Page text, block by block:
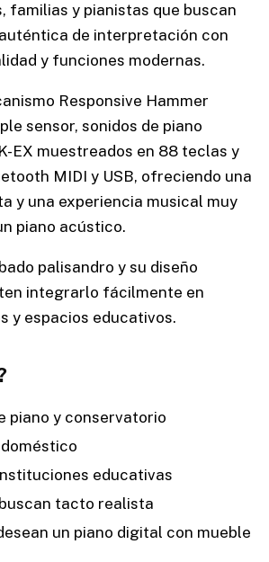
familias y pianistas que buscan
de interpretación con
y funciones modernas.
Responsive Hammer
sensor, sonidos de piano
EX muestreados en 88 teclas y
MIDI y USB, ofreciendo una
y una experiencia musical muy
piano acústico.
palisandro y su diseño
integrarlo fácilmente en
y espacios educativos.
piano y conservatorio
educativas
tacto realista
un piano digital con mueble